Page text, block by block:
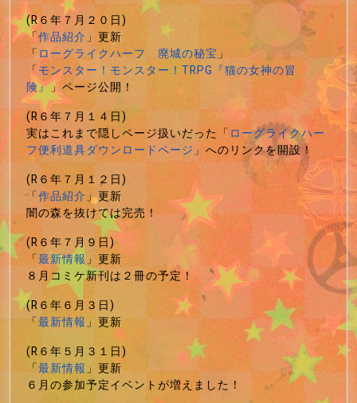
(R６年７月２０日)
「作品紹介」更新
「ローグライクハーフ 廃城の秘宝」
「モンスター！モンスター！TRPG『猫の女神の冒
険』」ページ公開！
(R６年７月１４日)
実はこれまで隠しページ扱いだった「ローグライクハー
フ便利道具ダウンロードページ」へのリンクを開設！
(R６年７月１２日)
「作品紹介」更新
闇の森を抜けては完売！
(R６年７月９日)
「最新情報」更新
８月コミケ新刊は２冊の予定！
(R６年６月３日)
「最新情報」更新
(R６年５月３１日)
「最新情報」更新
６月の参加予定イベントが増えました！